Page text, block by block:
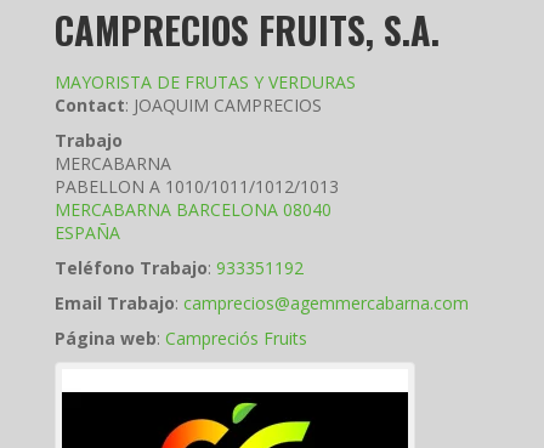
CAMPRECIOS FRUITS, S.A.
MAYORISTA DE FRUTAS Y VERDURAS
Contact: JOAQUIM CAMPRECIOS
Trabajo
MERCABARNA
PABELLON A 1010/1011/1012/1013
MERCABARNA BARCELONA 08040
ESPAÑA
Teléfono Trabajo: 933351192
Email Trabajo: camprecios@agemmercabarna.com
Página web: Campreciós Fruits